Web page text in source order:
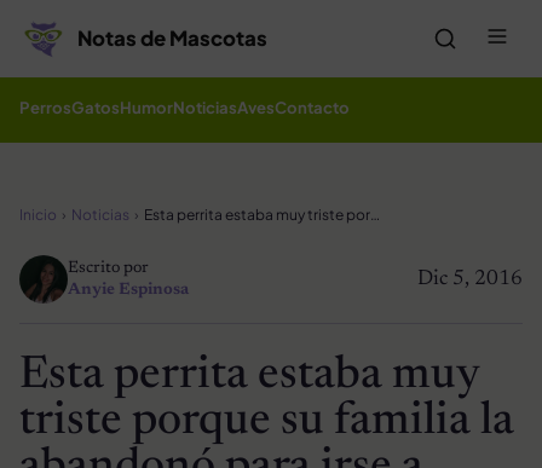
Notas de Mascotas
PerrosGatosHumorNoticiasAvesContacto
Inicio Noticias Esta perrita estaba muy triste porque su familia la abandonó para irse a viajar
Dic 5, 2016
Escrito por
Anyie Espinosa
Esta perrita estaba muy
triste porque su familia la